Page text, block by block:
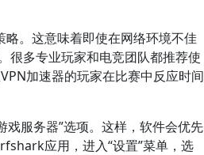
。这意味着即使在网络环境不佳
很多专业玩家和电竞团队都推荐使
加速器的玩家在比赛中反应时间
服务器”选项。这样，软件会优先
应用，进入“设置”菜单，选